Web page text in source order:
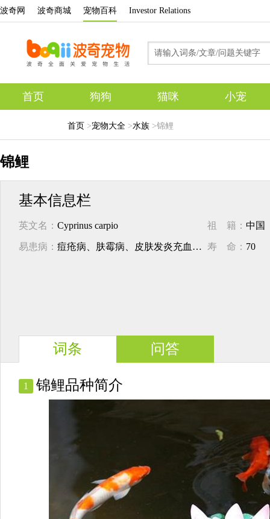
波奇网 波奇商城 宠物百科 Investor Relations
首页 狗狗 猫咪 小宠
首页 >宠物大全 >水族 >锦鲤
锦鲤
基本信息栏
英文名： Cyprinus carpio 祖 籍： 中国
易患病： 痘疮病、肤霉病、皮肤发炎充血病等 寿 命： 70
词条 问答
1 锦鲤品种简介